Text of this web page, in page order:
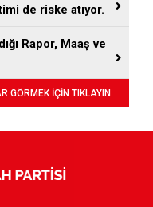
de riske atıyor.
Rapor, Maaş ve
GÖRMEK İÇİN TIKLAYIN